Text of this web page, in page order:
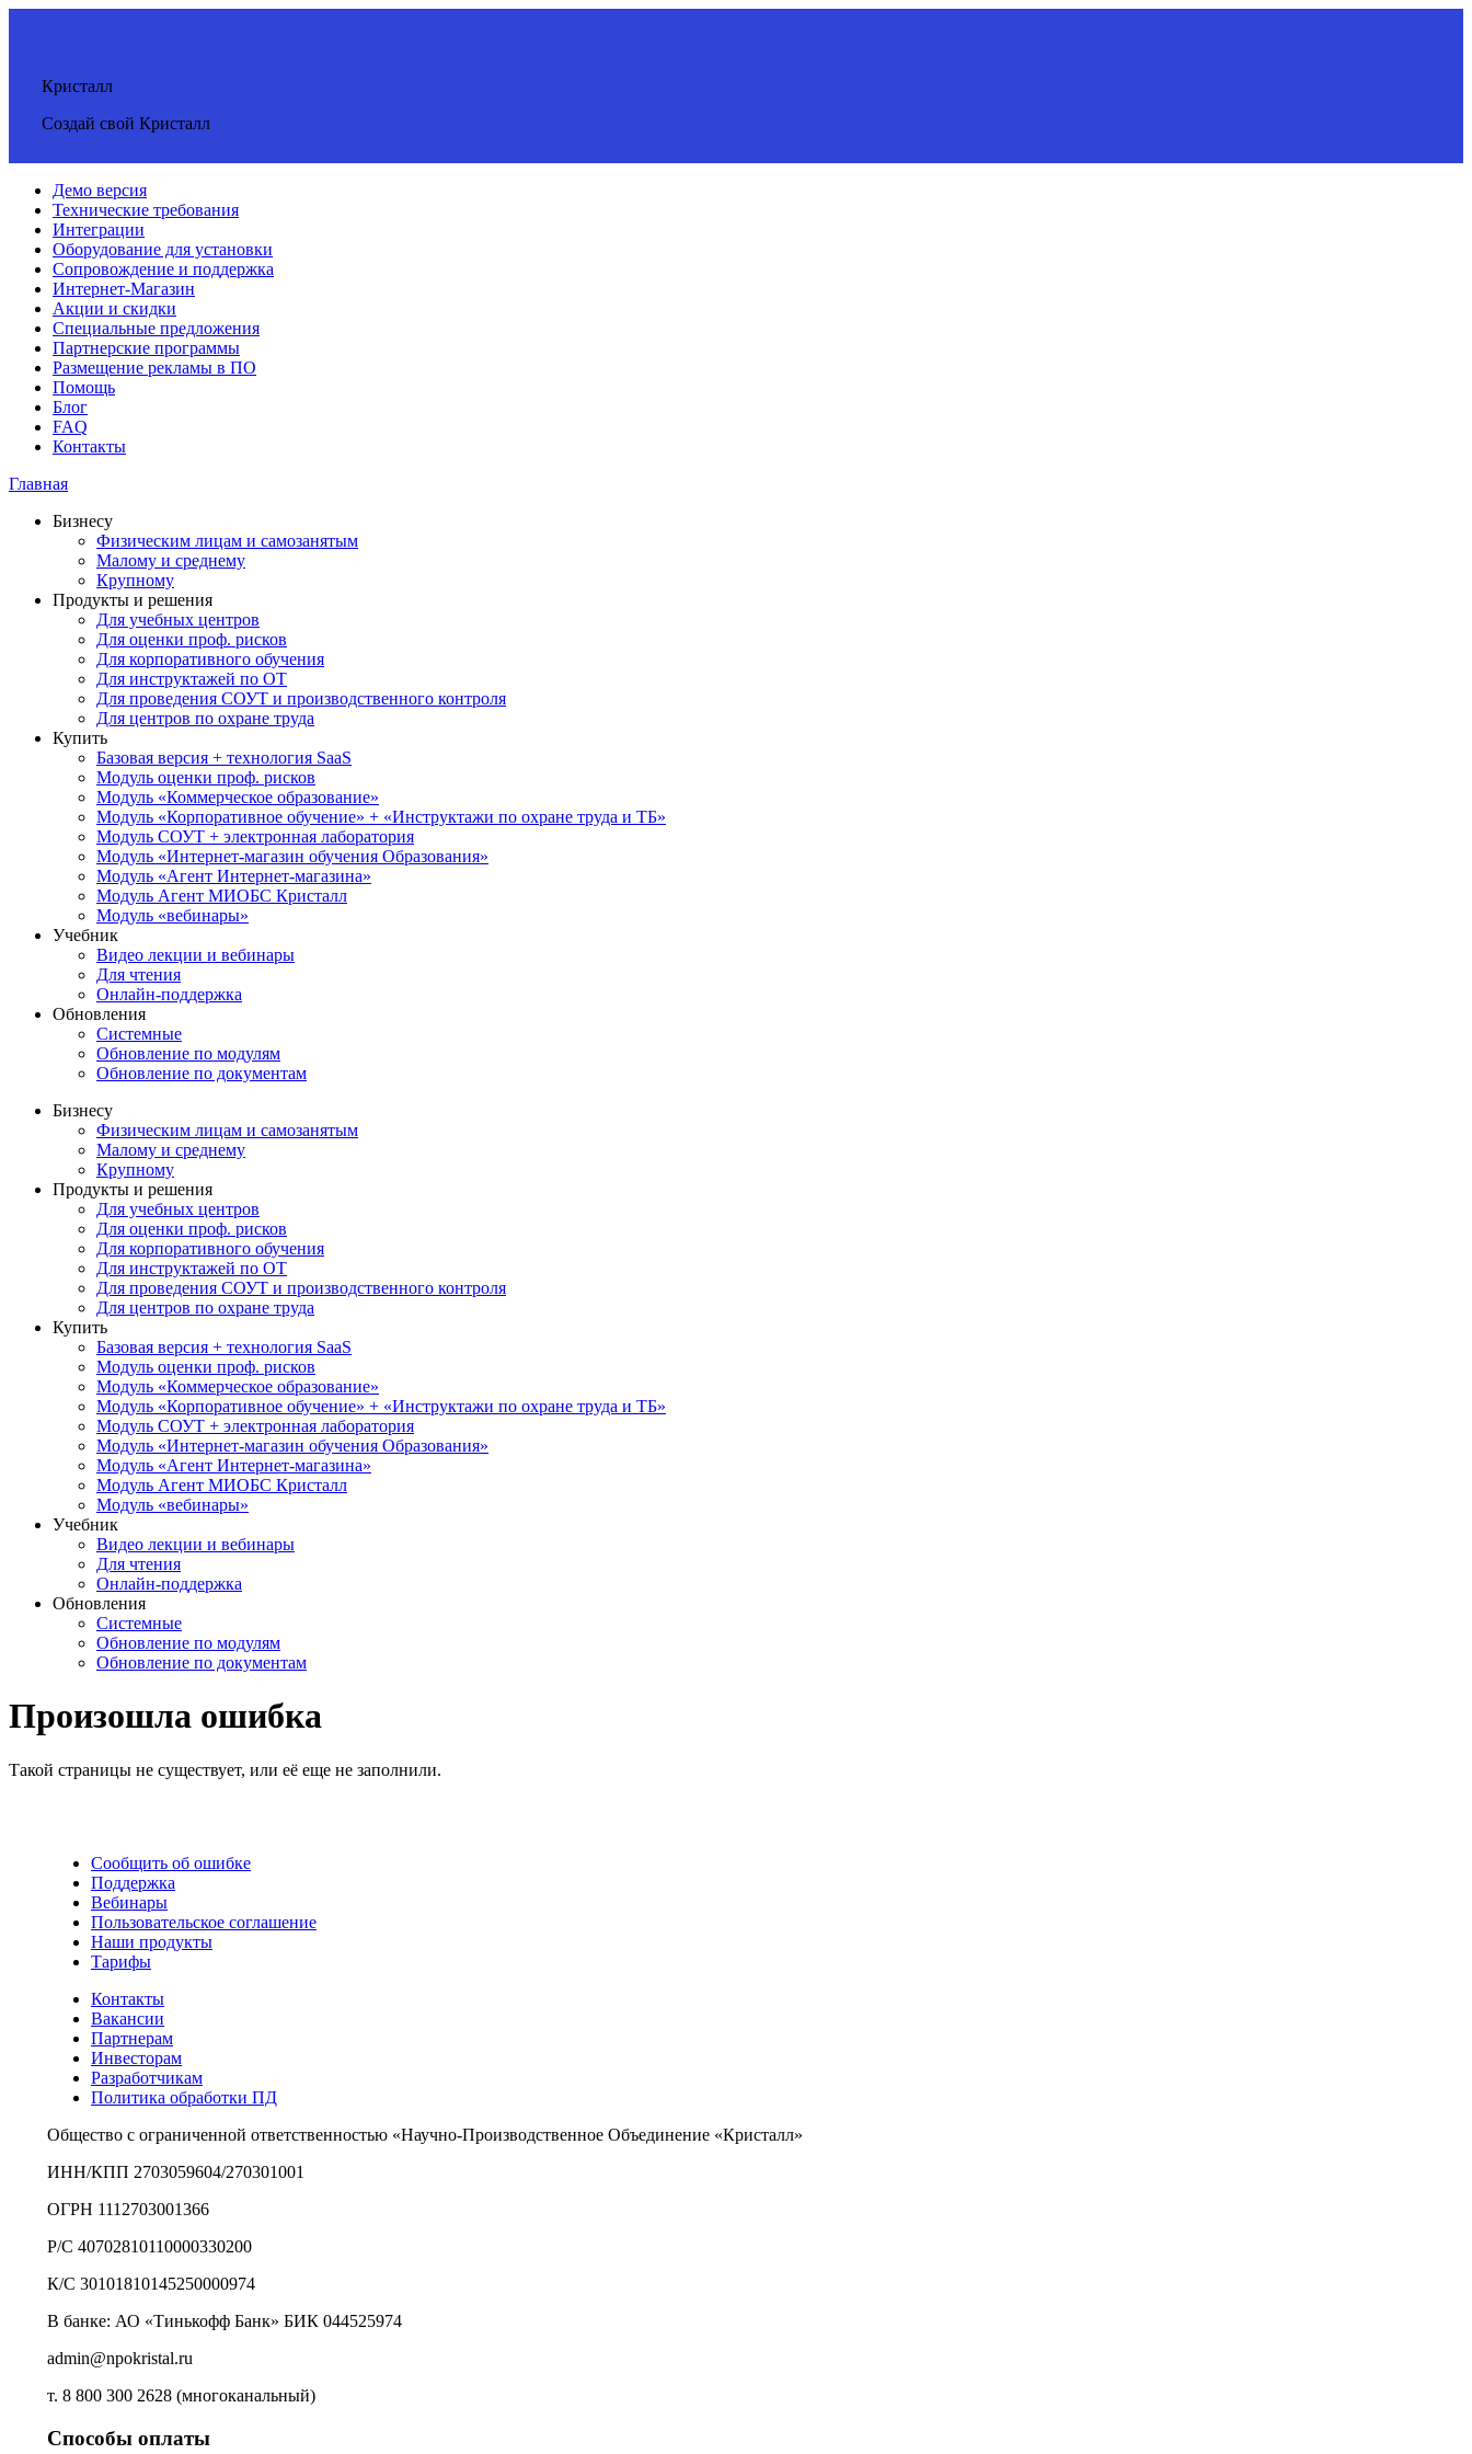
Кристалл
Создай свой Кристалл
Демо версия
Технические требования
Интеграции
Оборудование для установки
Сопровождение и поддержка
Интернет-Магазин
Акции и скидки
Специальные предложения
Партнерские программы
Размещение рекламы в ПО
Помощь
Блог
FAQ
Контакты
Главная
Бизнесу
Физическим лицам и самозанятым
Малому и среднему
Крупному
Продукты и решения
Для учебных центров
Для оценки проф. рисков
Для корпоративного обучения
Для инструктажей по ОТ
Для проведения СОУТ и производственного контроля
Для центров по охране труда
Купить
Базовая версия + технология SaaS
Модуль оценки проф. рисков
Модуль «Коммерческое образование»
Модуль «Корпоративное обучение» + «Инструктажи по охране труда и ТБ»
Модуль СОУТ + электронная лаборатория
Модуль «Интернет-магазин обучения Образования»
Модуль «Агент Интернет-магазина»
Модуль Агент МИОБС Кристалл
Модуль «вебинары»
Учебник
Видео лекции и вебинары
Для чтения
Онлайн-поддержка
Обновления
Системные
Обновление по модулям
Обновление по документам
Бизнесу
Физическим лицам и самозанятым
Малому и среднему
Крупному
Продукты и решения
Для учебных центров
Для оценки проф. рисков
Для корпоративного обучения
Для инструктажей по ОТ
Для проведения СОУТ и производственного контроля
Для центров по охране труда
Купить
Базовая версия + технология SaaS
Модуль оценки проф. рисков
Модуль «Коммерческое образование»
Модуль «Корпоративное обучение» + «Инструктажи по охране труда и ТБ»
Модуль СОУТ + электронная лаборатория
Модуль «Интернет-магазин обучения Образования»
Модуль «Агент Интернет-магазина»
Модуль Агент МИОБС Кристалл
Модуль «вебинары»
Учебник
Видео лекции и вебинары
Для чтения
Онлайн-поддержка
Обновления
Системные
Обновление по модулям
Обновление по документам
Произошла ошибка
Такой страницы не существует, или её еще не заполнили.
Сообщить об ошибке
Поддержка
Вебинары
Пользовательское соглашение
Наши продукты
Тарифы
Контакты
Вакансии
Партнерам
Инвесторам
Разработчикам
Политика обработки ПД
Общество с ограниченной ответственностью «Научно-Производственное Объединение «Кристалл»
ИНН/КПП 2703059604/270301001
ОГРН 1112703001366
Р/С 40702810110000330200
К/С 30101810145250000974
В банке: АО «Тинькофф Банк» БИК 044525974
admin@npokristal.ru
т. 8 800 300 2628 (многоканальный)
Способы оплаты